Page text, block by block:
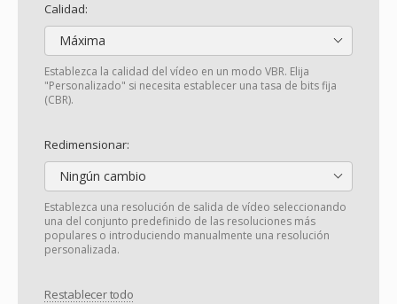
Calidad:
Máxima
Establezca la calidad del vídeo en un modo VBR. Elija
"Personalizado" si necesita establecer una tasa de bits fija
(CBR).
Redimensionar:
Ningún cambio
Establezca una resolución de salida de vídeo seleccionando
una del conjunto predefinido de las resoluciones más
populares o introduciendo manualmente una resolución
personalizada.
Restablecer todo